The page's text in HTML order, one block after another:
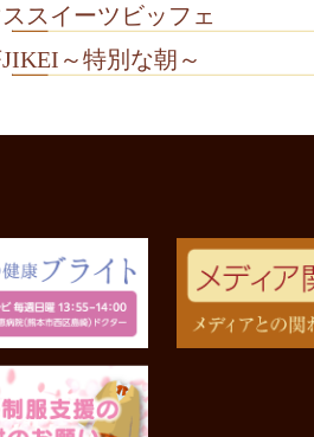
スイーツビッフェ
～特別な朝～